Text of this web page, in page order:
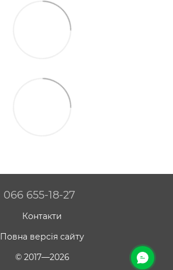
066 655-18-27
Контакти
Повна версія сайту
© 2017—2026